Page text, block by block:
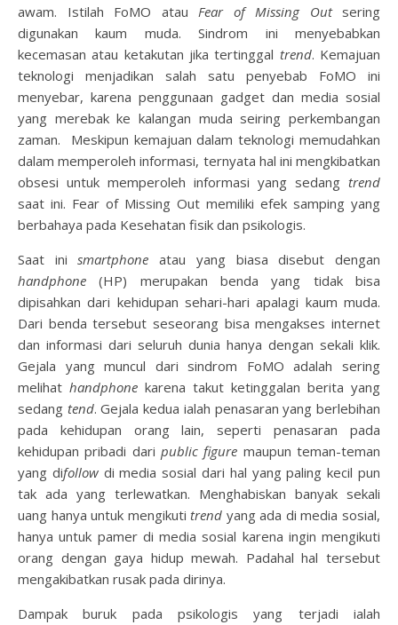
awam. Istilah FoMO atau Fear of Missing Outsering
digunakan kaum muda. Sindrom ini menyebabkan
kecemasan atau ketakutan jika tertinggal trend. Kemajuan
teknologi menjadikan salah satu penyebab FoMO ini
menyebar, karena penggunaan gadget dan media sosial
yang merebak ke kalangan muda seiring perkembangan
zaman. Meskipun kemajuan dalam teknologi memudahkan
dalam memperoleh informasi, ternyata hal ini mengkibatkan
obsesi untuk memperoleh informasi yang sedang trend
saat ini. Fear of Missing Out memiliki efek samping yang
berbahaya pada Kesehatan fisik dan psikologis.
Saat inismartphone atau yang biasa disebut dengan
handphone (HP) merupakan benda yang tidak bisa
dipisahkan dari kehidupan sehari-hari apalagi kaum muda.
Dari benda tersebut seseorang bisa mengakses internet
dan informasi dari seluruh dunia hanya dengan sekali klik.
Gejala yang muncul dari sindrom FoMO adalah sering
melihat handphone karena takut ketinggalan berita yang
sedang tend. Gejala kedua ialah penasaran yang berlebihan
pada kehidupan orang lain, seperti penasaran pada
kehidupan pribadi dari public figure maupun teman-teman
yang difollowdi media sosial dari hal yang paling kecil pun
tak ada yang terlewatkan. Menghabiskan banyak sekali
uang hanya untuk mengikutitrend yang ada di media sosial,
hanya untuk pamer di media sosial karena ingin mengikuti
orang dengan gaya hidup mewah. Padahal hal tersebut
mengakibatkan rusak pada dirinya.
Dampak buruk pada psikologis yang terjadi ialah